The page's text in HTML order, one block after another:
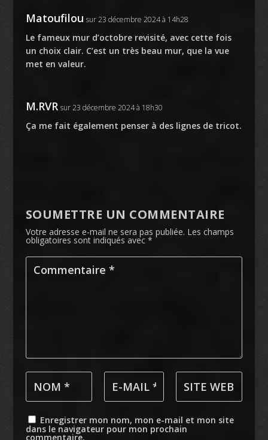
Matoufilou sur 23 décembre 2024 à 14h28
Le fameux mur d’octobre revisité, avec cette fois
un choix clair. C’est un très beau mur, que la vue
met en valeur.
M.RVR sur 23 décembre 2024 à 18h30
Ça me fait également penser à des lignes de tricot.
SOUMETTRE UN COMMENTAIRE
Votre adresse e-mail ne sera pas publiée. Les champs
obligatoires sont indiqués avec *
Enregistrer mon nom, mon e-mail et mon site
dans le navigateur pour mon prochain
commentaire.